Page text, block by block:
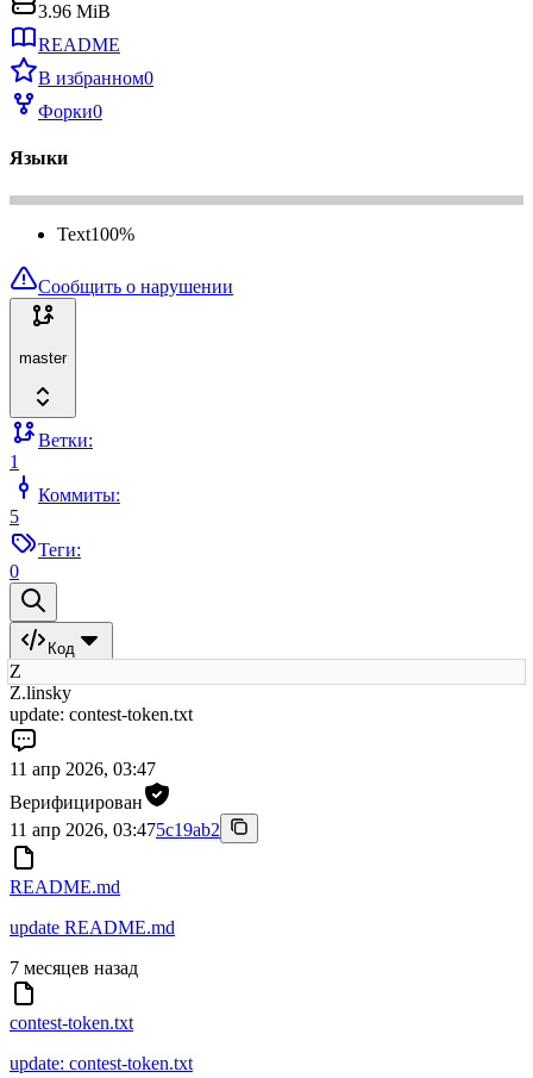
3.96 MiB
README
В избранном0
Форки0
Языки
Text100%
Сообщить о нарушении
master
Ветки:
1
Коммиты:
5
Теги:
0
Код
Z
Z.linsky
update: contest-token.txt
11 апр 2026, 03:47
Верифицирован
11 апр 2026, 03:475c19ab2
README.md
update README.md
7 месяцев назад
contest-token.txt
update: contest-token.txt